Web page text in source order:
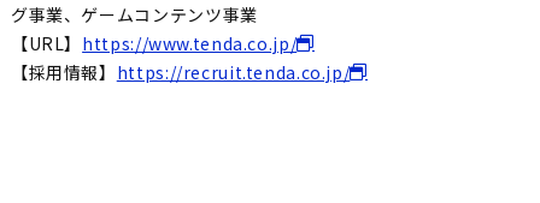
グ事業、ゲームコンテンツ事業
【URL】 https://www.tenda.co.jp/
【採用情報】 https://recruit.tenda.co.jp/